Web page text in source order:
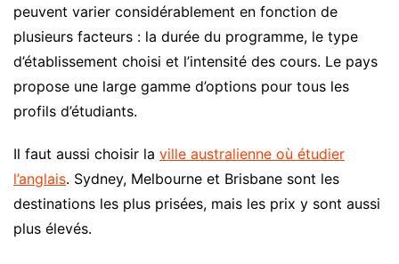
peuvent varier considérablement en fonction de
plusieurs facteurs : la durée du programme, le type
d’établissement choisi et l’intensité des cours. Le pays
propose une large gamme d’options pour tous les
profils d’étudiants.
Il faut aussi choisir la ville australienne où étudier
l’anglais. Sydney, Melbourne et Brisbane sont les
destinations les plus prisées, mais les prix y sont aussi
plus élevés.